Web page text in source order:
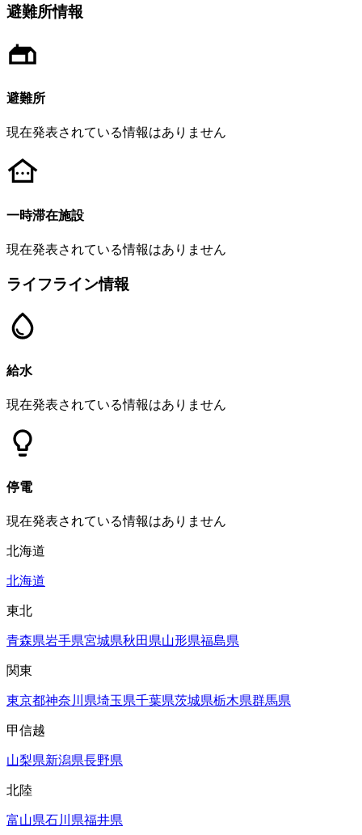
避難所情報
避難所
現在発表されている情報はありません
一時滞在施設
現在発表されている情報はありません
ライフライン情報
給水
現在発表されている情報はありません
停電
現在発表されている情報はありません
北海道
北海道
東北
青森県岩手県宮城県秋田県山形県福島県
関東
東京都神奈川県埼玉県千葉県茨城県栃木県群馬県
甲信越
山梨県新潟県長野県
北陸
富山県石川県福井県